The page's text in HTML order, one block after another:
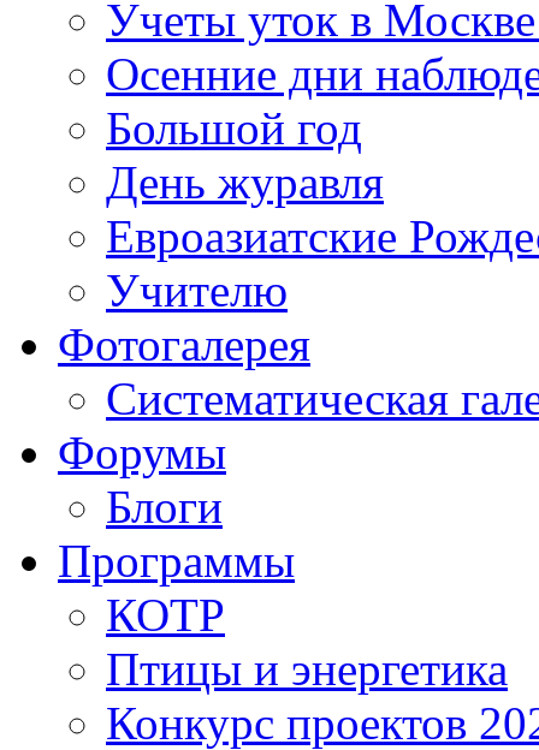
Учеты уток в
Осенние дни
Большой год
День журавля
Евроазиатские
Учителю
Фотогалерея
Систематическая
Форумы
Блоги
Программы
КОТР
Птицы и энергетика
Конкурс проектов